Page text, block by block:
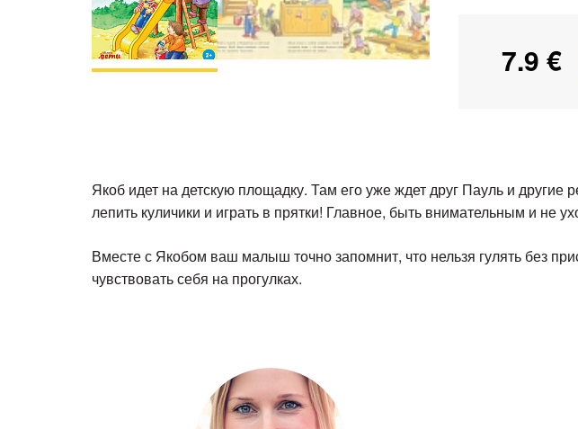
7.9 €
Якоб идет на детскую площадку. Там его уже ждет друг Пауль и другие
лепить куличики и играть в прятки! Главное, быть внимательным и не
Вместе с Якобом ваш малыш точно запомнит, что нельзя гулять без
чувствовать себя на прогулках.